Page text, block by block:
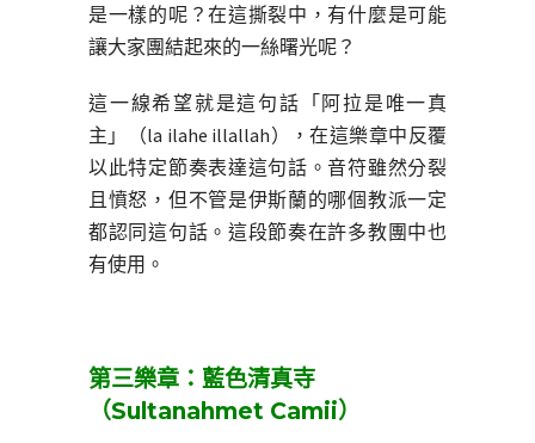
是一樣的呢？在這撕裂中，有什麼是可能
讓大家團結起來的一絲曙光呢？
這一線希望就是這句話「阿拉是唯一真
主」（la ilahe illallah），在這樂章中反覆
以此特定節奏表達這句話。音符雖然分裂
且憤怒，但不管是伊斯蘭的哪個教派一定
都認同這句話。這段節奏在許多教團中也
有使用。
第三樂章：藍色清真寺
（Sultanahmet Camii）